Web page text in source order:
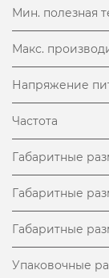
Мин. полезная
Макс.
Напряжение
Частота
Габаритные
Габаритные
Габаритные
Упаковочные